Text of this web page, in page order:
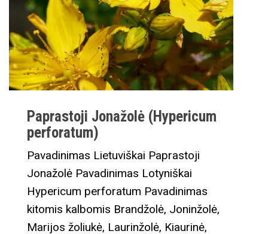
Paprastoji Jonažolė (Hypericum
perforatum)
Pavadinimas Lietuviškai Paprastoji
Jonažolė Pavadinimas Lotyniškai
Hypericum perforatum Pavadinimas
kitomis kalbomis Brandžolė, Joninžolė,
Marijos žoliukė, Laurinžolė, Kiaurinė,